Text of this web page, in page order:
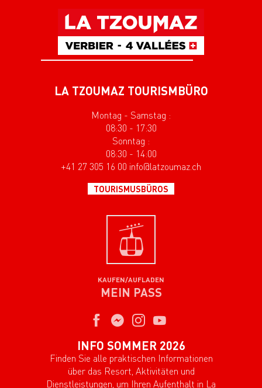
LA TZOUMAZ TOURISMBÜRO
Montag - Samstag :
08:30 - 17:30
Sonntag :
08:30 - 14:00
+41 27 305 16 00 info@latzoumaz.ch
TOURISMUSBÜROS
KAUFEN/AUFLADEN
MEIN PASS
INFO SOMMER 2026
Finden Sie alle praktischen Informationen
über das Resort, Aktivitäten und
Dienstleistungen, um Ihren Aufenthalt in La